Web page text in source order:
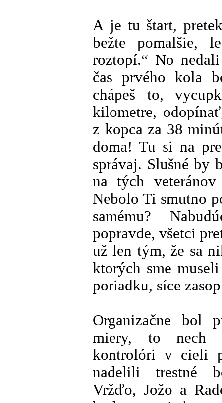
A je tu štart,
bežte pomalšie,
roztopí.“ No
čas prvého kola
chápeš to,
kilometre,
z kopca za 38
doma! Tu si na
správaj. Slušné by
na tých
Nebolo Ti smutno
samému?
popravde, všetci
už len tým, že sa
ktorých sme
poriadku, síce
Organizačne bol
miery, to nech
kontrolóri v cieli
nadelili trestné
Vržďo, Jožo a